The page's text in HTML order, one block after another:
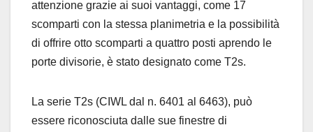
attenzione grazie ai suoi vantaggi, come 17
scomparti con la stessa planimetria e la possibilità
di offrire otto scomparti a quattro posti aprendo le
porte divisorie, è stato designato come T2s.
La serie T2s (CIWL dal n. 6401 al 6463), può
essere riconosciuta dalle sue finestre di